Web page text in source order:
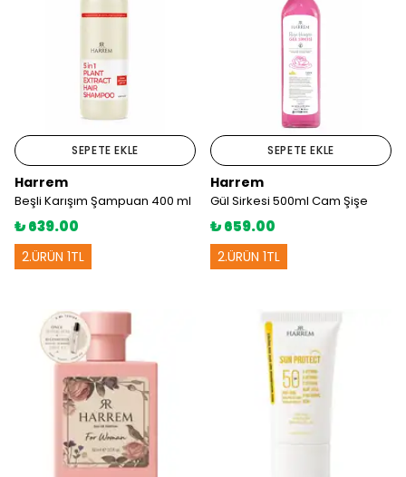
SEPETE EKLE
Harrem
Beşli Karışım Şampuan 400 ml
₺ 639.00
2.ÜRÜN 1TL
SEPETE EKLE
Harrem
Gül Sirkesi 500ml Cam Şişe
₺ 659.00
2.ÜRÜN 1TL